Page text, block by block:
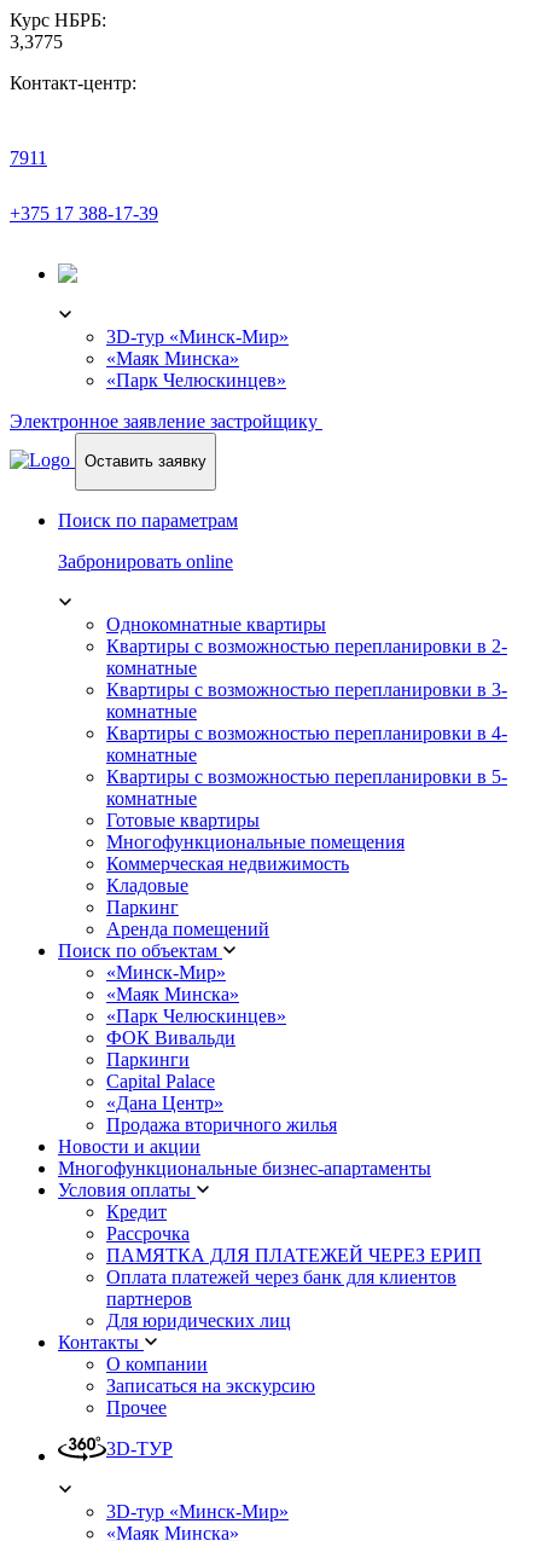
Курс НБРБ:
3,3775
Контакт-центр:
7911
+375 17 388-17-39
3D-тур «Минск-Мир»
«Маяк Минска»
«Парк Челюскинцев»
Электронное заявление застройщику
Оставить заявку
Поиск по параметрам
Забронировать online
Однокомнатные квартиры
Квартиры с возможностью перепланировки в 2-
комнатные
Квартиры с возможностью перепланировки в 3-
комнатные
Квартиры с возможностью перепланировки в 4-
комнатные
Квартиры с возможностью перепланировки в 5-
комнатные
Готовые квартиры
Многофункциональные помещения
Коммерческая недвижимость
Кладовые
Паркинг
Аренда помещений
Поиск по объектам
«Минск-Мир»
«Маяк Минска»
«Парк Челюскинцев»
ФОК Вивальди
Паркинги
Capital Palace
«Дана Центр»
Продажа вторичного жилья
Новости и акции
Многофункциональные бизнес-апартаменты
Условия оплаты
Кредит
Рассрочка
ПАМЯТКА ДЛЯ ПЛАТЕЖЕЙ ЧЕРЕЗ ЕРИП
Оплата платежей через банк для клиентов
партнеров
Для юридических лиц
Контакты
О компании
Записаться на экскурсию
Прочее
3D-ТУР
3D-тур «Минск-Мир»
«Маяк Минска»